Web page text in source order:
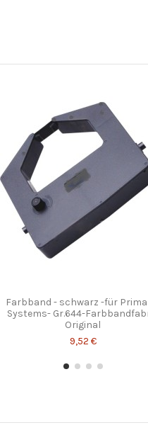
Farbband - schwarz -für Prima
Systems- Gr.644-
Original
9,52 €